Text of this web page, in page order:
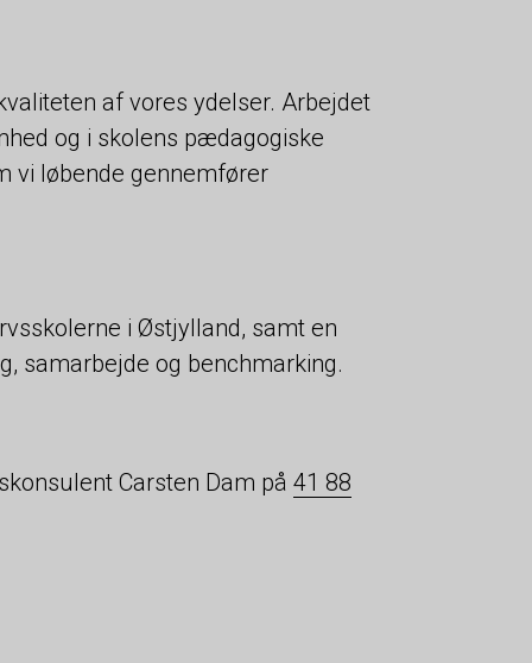
af vores ydelser. Arbejdet
og i skolens pædagogiske
vi løbende gennemfører
i Østjylland, samt en
samarbejde og benchmarking.
Carsten Dam på41 88